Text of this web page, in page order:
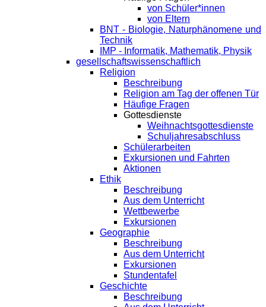
von Schüler*innen
von Eltern
BNT - Biologie, Naturphänomene und
Technik
IMP - Informatik, Mathematik, Physik
gesellschaftswissenschaftlich
Religion
Beschreibung
Religion am Tag der offenen Tür
Häufige Fragen
Gottesdienste
Weihnachtsgottesdienste
Schuljahresabschluss
Schülerarbeiten
Exkursionen und Fahrten
Aktionen
Ethik
Beschreibung
Aus dem Unterricht
Wettbewerbe
Exkursionen
Geographie
Beschreibung
Aus dem Unterricht
Exkursionen
Stundentafel
Geschichte
Beschreibung